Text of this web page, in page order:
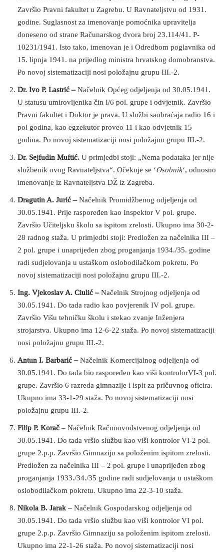
Završio Pravni fakultet u Zagrebu. U Ravnateljstvu od 1931.
godine. Suglasnost za imenovanje pomoćnika upravitelja
doneseno od strane Računarskog dvora broj 23.114/41. P-
10231/1941. Isto tako, imenovan je i Odredbom poglavnika od
15. lipnja 1941. na prijedlog ministra hrvatskog domobranstva.
Po novoj sistematizaciji nosi položajnu grupu III.-2.
Dr. Ivo P. Lastrić –Načelnik Općeg odjeljenja od 30.05.1941.
U statusu umirovljenika čin I/6 pol. grupe i odvjetnik. Završio
Pravni fakultet i Doktor je prava. U službi saobraćaja radio 16 i
pol godina, kao egzekutor proveo 11 i kao odvjetnik 15
godina. Po novoj sistematizaciji nosi položajnu grupu III.-2.
Dr. Sejfudin Muftić. U primjedbi stoji: „Nema podataka jer nije
službenik ovog Ravnateljstva“. Očekuje se ‘Osobnik‘, odnosno
imenovanje iz Ravnateljstva DŽ iz Zagreba.
Dragutin A. Jurić –Načelnik Promidžbenog odjeljenja od
30.05.1941. Prije raspoređen kao Inspektor V pol. grupe.
Završio Učiteljsku školu sa ispitom zrelosti. Ukupno ima 30-2-
28 radnog staža. U primjedbi stoji: Predložen za načelnika III –
2 pol. grupe i unaprijeđen zbog proganjanja 1934./35. godine
radi sudjelovanja u ustaškom oslobodilačkom pokretu. Po
novoj sistematizaciji nosi položajnu grupu III.-2.
Ing. Vjekoslav A. Ciulić –Načelnik Strojnog odjeljenja od
30.05.1941. Do tada radio kao povjerenik IV pol. grupe.
Završio Višu tehničku školu i stekao zvanje Inženjera
strojarstva. Ukupno ima 12-6-22 staža. Po novoj sistematizaciji
nosi položajnu grupu III.-2.
Antun I. Barbarić –Načelnik Komercijalnog odjeljenja od
30.05.1941. Do tada bio raspoređen kao viši kontrolorVI-3 pol.
grupe. Završio 6 razreda gimnazije i ispit za pričuvnog oficira.
Ukupno ima 33-1-29 staža. Po novoj sistematizaciji nosi
položajnu grupu III.-2.
Filip P. Korač – Načelnik Računovodstvenog odjeljenja od
30.05.1941. Do tada vršio službu kao viši kontrolor VI-2 pol.
grupe 2.p.p. Završio Gimnaziju sa položenim ispitom zrelosti.
Predložen za načelnika III – 2 pol. grupe i unaprijeđen zbog
proganjanja 1933./34./35 godine radi sudjelovanja u ustaškom
oslobodilačkom pokretu. Ukupno ima 22-3-10 staža.
Nikola B. Jarak– Načelnik Gospodarskog odjeljenja od
30.05.1941. Do tada vršio službu kao viši kontrolor VI pol.
grupe 2.p.p. Završio Gimnaziju sa položenim ispitom zrelosti.
Ukupno ima 22-1-26 staža. Po novoj sistematizaciji nosi